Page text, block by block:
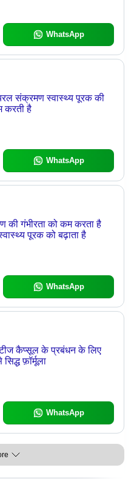
WhatsApp
संक्रमण स्वास्थ्य पूरक की
करती है
WhatsApp
की गंभीरता को कम करता है
पूरक को बढ़ाता है
WhatsApp
कैप्सूल के प्रबंधन के लिए
फ़ॉर्मूला
WhatsApp